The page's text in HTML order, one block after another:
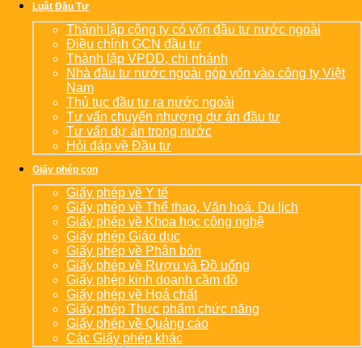
Luật Đầu Tư
Thành lập công ty có vốn đầu tư nước ngoài
Điều chỉnh GCN đầu tư
Thành lập VPDD, chi nhánh
Nhà đầu tư nước ngoài góp vốn vào công ty Việt
Nam
Thủ tục đầu tư ra nước ngoài
Tư vấn chuyển nhượng dự án đầu tư
Tư vấn dự án trong nước
Hỏi đáp về Đầu tư
Giấy phép con
Giấy phép về Y tế
Giấy phép về Thể thao, Văn hoá, Du lịch
Giấy phép về Khoa học công nghệ
Giấy phép Giáo dục
Giấy phép về Phân bón
Giấy phép về Rượu và Đồ uống
Giấy phép kinh doanh cầm đồ
Giấy phép về Hoá chất
Giấy phép Thực phẩm chức năng
Giấy phép về Quảng cáo
Các Giấy phép khác